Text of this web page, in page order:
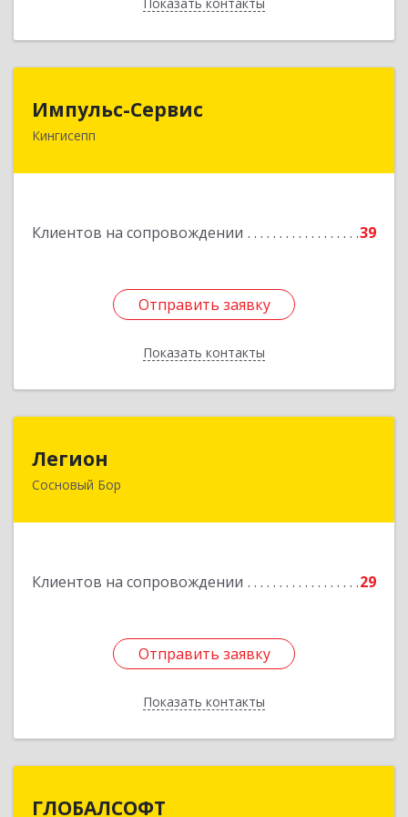
Импульс-Сервис
Кингисепп
Клиентов на сопровождении 39
Отправить заявку
Показать контакты
188480, Ленинградская обл, Кингисеппский р-н,
Отправить заявку
Назад
Легион
Сосновый Бор
Клиентов на сопровождении 29
Отправить заявку
Показать контакты
188544, Ленинградская обл, Сосновый Бор г,
Отправить заявку
Назад
ГЛОБАЛСОФТ